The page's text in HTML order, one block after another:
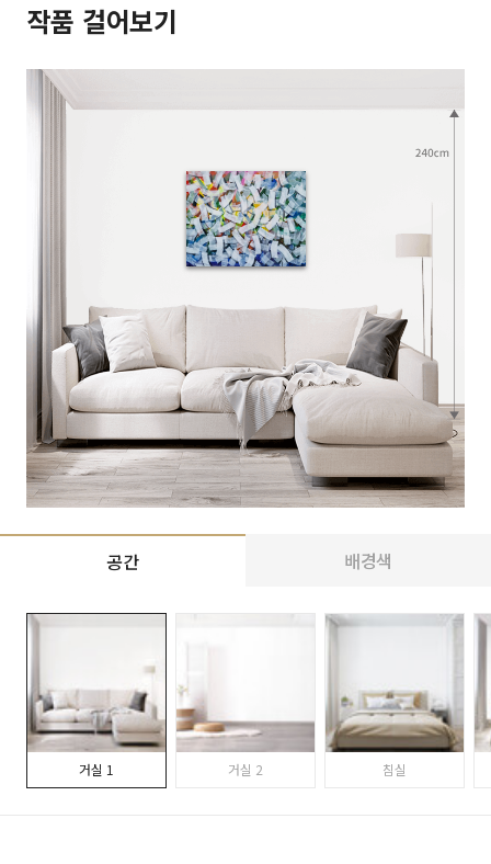
작품 걸어보기
공간 배경색
거실 1 거실 2 침실